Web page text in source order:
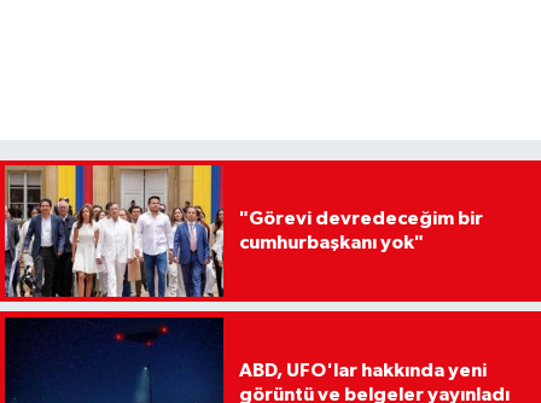
"Görevi devredeceğim bir
cumhurbaşkanı yok"
ABD, UFO'lar hakkında yeni
görüntü ve belgeler yayınladı